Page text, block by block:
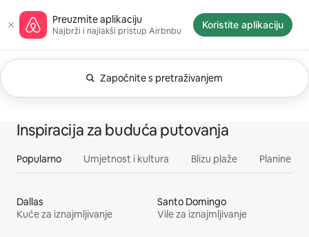
na
sadržaj
Početna stranica Airbnba
Preuzmite aplikaciju
Najbrži i najlakši pristup Airbnbu
Koristite aplikaciju
Započnite s pretraživanjem
Trenutno se prikazuje: Bilo kad. Promijenite filtere
Sve
Smještaji Doživljaji
Inspiracija za buduća putovanja
Popularno Umjetnost i kultura Blizu plaže Planine
Dallas
Kuće za iznajmljivanje
Santo Domingo
Vile za iznajmljivanje